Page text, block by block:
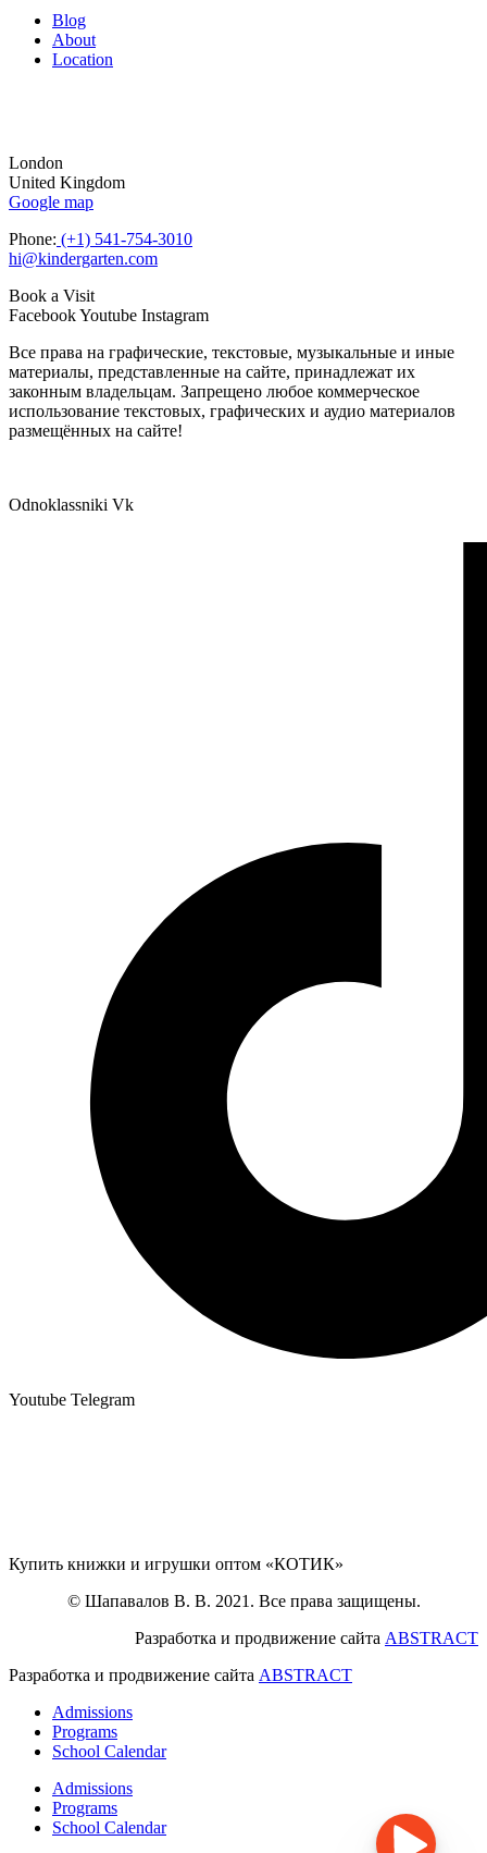
Blog
About
Location
London
United Kingdom
Google map
Phone: (+1) 541-754-3010
hi@kindergarten.com
Book a Visit
FacebookYoutube Instagram
Все права на графические, текстовые, музыкальные и иные
материалы, представленные на сайте, принадлежат их
законным владельцам. Запрещено любое коммерческое
использование текстовых, графических и аудио материалов
размещённых на сайте!
Odnoklassniki Vk
Youtube Telegram
Купить книжки и игрушки оптом «КОТИК»
© Шапавалов В. В. 2021. Все права защищены.
Разработка и продвижение сайта ABSTRACT
Разработка и продвижение сайта ABSTRACT
Admissions
Programs
School Calendar
Admissions
Programs
School Calendar